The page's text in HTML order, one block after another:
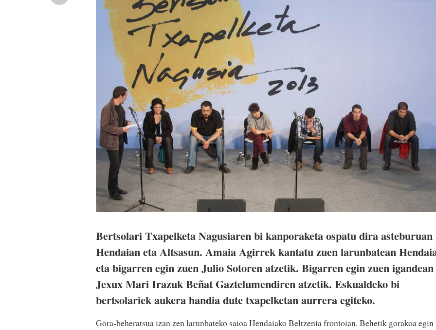
Bertsolari Txapelketa Nagusiaren bi kanporaketa ospatu dira asteburuan
Hendaian eta Altsasun. Amaia Agirrek kantatu zuen larunbatean
eta bigarren egin zuen Julio Sotoren atzetik. Bigarren egin zuen igandean
Jexux Mari Irazuk Beñat Gaztelumendiren atzetik. Eskualdeko bi
bertsolariek aukera handia dute txapelketan aurrera egiteko.
Gora-beheratsua izan zen larunbateko saioa Hendaiako Beltzenia frontoian. Behetik gorakoa egin